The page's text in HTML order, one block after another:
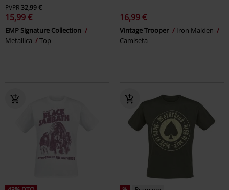
PVPR32,99 €
15,99 €
EMP Signature Collection
Metallica
Top
16,99 €
Vintage Trooper
Iron Maiden
Camiseta